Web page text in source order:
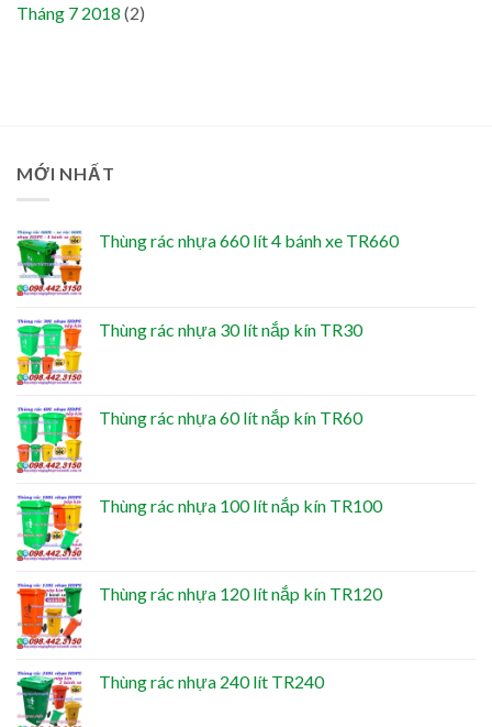
Tháng 7 2018 (2)
MỚI NHẤT
Thùng rác nhựa 660 lít 4 bánh xe TR660
Thùng rác nhựa 30 lít nắp kín TR30
Thùng rác nhựa 60 lít nắp kín TR60
Thùng rác nhựa 100 lít nắp kín TR100
Thùng rác nhựa 120 lít nắp kín TR120
Thùng rác nhựa 240 lít TR240